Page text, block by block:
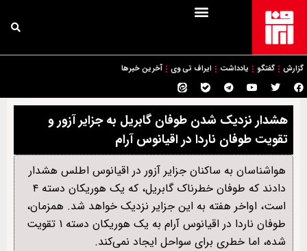
گزارش گفتگو یادداشت ایراف تی وی آخرین خبرها
هشدار نزدیک شدن طوفان گابریل به جزایر آزور و
تقویت طوفان ناردا در اقیانوس آرام
هواشناسان به ساکنان جزایر آزور در اقیانوس اطلس هشدار
دادند که طوفان خطرناک گابریل، که یک هوریکان دسته ۴
است، اواخر هفته به این جزایر نزدیک خواهد شد. همزمان،
طوفان ناردا در اقیانوس آرام به یک هوریکان دسته ۱ تقویت
شده، اما خطری برای سواحل ایجاد نمی‌کند.